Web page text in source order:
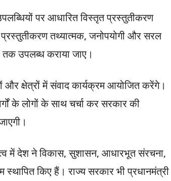
पर आधारित विस्तृत प्रस्तुतीकरण
तथ्यात्मक, जनोपयोगी और सरल
तक उपलब्ध कराया जाए।
क्षेत्रों में संवाद कार्यक्रम आयोजित करेंगे।
के लोगों के साथ चर्चा कर सरकार की
में देश ने विकास, सुशासन, आधारभूत संरचना,
किए हैं। राज्य सरकार भी प्रधानमंत्री